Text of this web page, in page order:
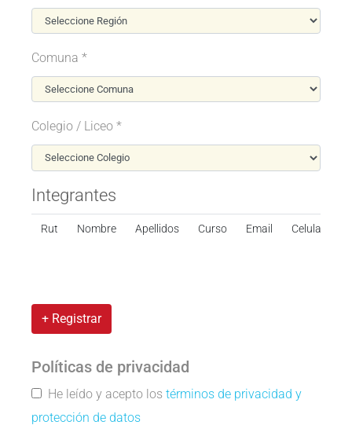
Comuna *
Colegio / Liceo *
Integrantes
Rut Nombre Apellidos Curso Email Celular
+ Registrar
Políticas de privacidad
He leído y acepto los términos de privacidad y
protección de datos